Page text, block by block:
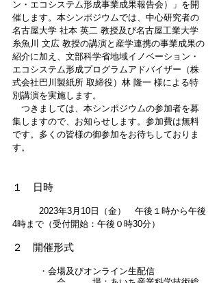
ン・エコシステム形成事業成果報告会）」を開
催します。本シンポジウムでは、中心研究者の
名古屋大学 社本 英二 教授及び名古屋工業大学
糸魚川 文広 教授の講演と産学連携の事業成果の
紹介に加え、文部科学省地域イノベーション・
エコシステム形成プログラムアドバイザー（株
式会社巴川製紙所 取締役）林 隆一 様による特
別講演を実施します。
つきましては、本シンポジウムの参加者を募
集しますので、お知らせします。参加費は無料
です。多くの皆様の御参加をお待ちしておりま
す。
１　日時
2023年3月10日（金）　午後１時から午後
4時まで（受付開始：午後０時30分）
２　開催形式
・会場及びオンライン生配信